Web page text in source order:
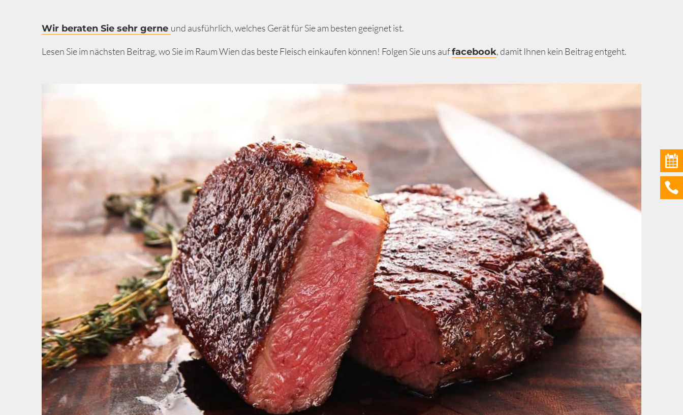
Wir beraten Sie sehr gerne und ausführlich, welches Gerät für Sie am besten geeignet ist.
Lesen Sie im nächsten Beitrag, wo Sie im Raum Wien das beste Fleisch einkaufen können! Folgen Sie uns auffacebook, damit Ihnen kein Beitrag entgeht.